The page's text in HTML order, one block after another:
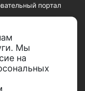
Мы
на
портал
пользования
возврата